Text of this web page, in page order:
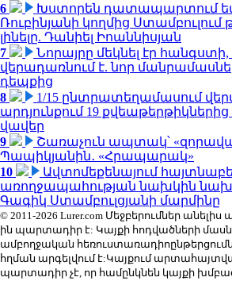
6
Խստորեն դատապարտում եմ
Ռուբինյանի կողմից Ստամբուլում
լինելը. Դանիել Իոաննիսյան
7
Նորայրը մեկնել էր
վերադառնում է. նոր
դեպքից
8
1/15 ընտրատեղամասում
արդյունքում 19 քվեաթերթիկներից
վավեր
9
Շառաչուն ապտակ՝
Պապիկյանին․ «Հրապարակ»
10
Ավտոմեքենայում
առողջապահության նախկին
Գագիկ Ստամբուլցյանի մարմինը
© 2011-2026 Lurer.com Մեջբերումներ անելիս
ին պարտադիր է: Կայքի հոդվածների
ամբողջական հեռուստառադիոընթերցումն
հղման արգելվում է:Կայքում
պարտադիր չէ, որ համընկնեն կայքի